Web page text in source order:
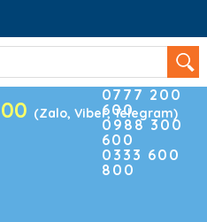
(Zalo, Viber, Telegram)
Điện thoại
0777 200
600
0988 300
600
0333 600
800
(0)